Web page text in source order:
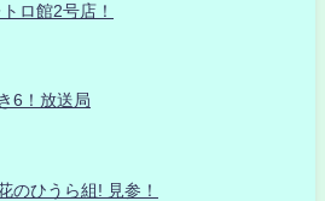
ロ館2号店！
6！放送局
ひうら組! 見参！